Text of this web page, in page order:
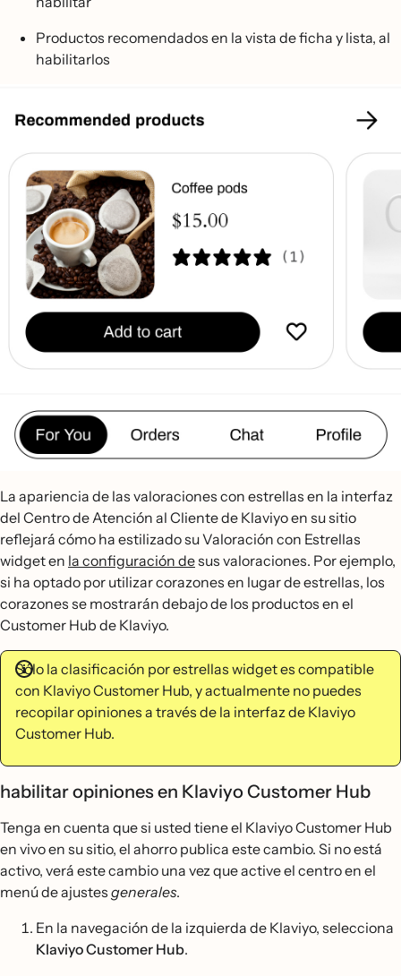
Productos recomendados en la vista de ficha y lista, al
habilitarlos
La apariencia de las valoraciones con estrellas en la interfaz
del Centro de Atención al Cliente de Klaviyo en su sitio
reflejará cómo ha estilizado su Valoración con Estrellas
widget en la configuración desus valoraciones. Por ejemplo,
si ha optado por utilizar corazones en lugar de estrellas, los
corazones se mostrarán debajo de los productos en el
Customer Hub de Klaviyo.
Sólo la clasificación por estrellas widget es compatible
con Klaviyo Customer Hub, y actualmente no puedes
recopilar opiniones a través de la interfaz de Klaviyo
Customer Hub.
habilitar opiniones en Klaviyo Customer Hub
Tenga en cuenta que si usted tiene el Klaviyo Customer Hub
en vivo en su sitio, el ahorro publica este cambio. Si no está
activo, verá este cambio una vez que active el centro en el
menú de ajustes generales.
En la navegación de la izquierda de Klaviyo, selecciona
Klaviyo Customer Hub.